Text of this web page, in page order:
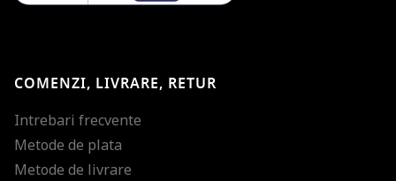
COMENZI, LIVRARE, RETUR
Intrebari frecvente
Metode de plata
Metode de livrare